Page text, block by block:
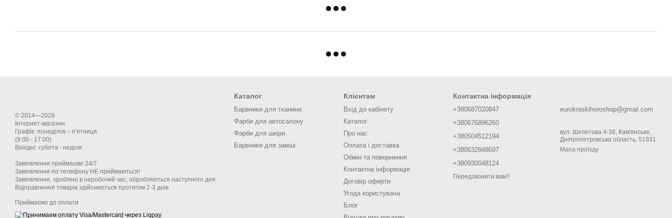
© 2014—2026
Інтернет-магазин
Графік: понеділок – п'ятниця
(9:00 - 17:00)
Вихідні: субота - неділя
Замовлення приймаємо 24/7
Замовлення по телефону НЕ приймаються!
Замовлення, зроблені в неробочий час, обробляються наступного дня.
Відправлення товарів здійснюється протягом 2-3 днів
Приймаємо до оплати
Каталог
Барвники для тканини
Фарби для автосалону
Фарби для шкіри
Барвники для замші
Клієнтам
Вхід до кабінету
Каталог
Про нас
Оплата і доставка
Обмін та повернення
Контактна інформація
Договір оферти
Угода користувача
Блог
Контактна інформація
+380687020847
+380676896260
+380504512194
+380632848697
+380930048124
Передзвонити вам?
eurokraskihoroshop@gmail.com
вул. Шепетова 4-38, Кам'янське,
Дніпропетровська область, 51931
Мапа проїзду